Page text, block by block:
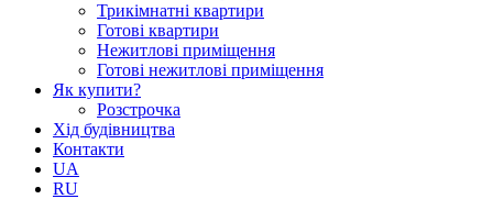
Трикімнатні квартири
Готові квартири
Нежитлові приміщення
Готові нежитлові приміщення
Як купити?
Розстрочка
Хід будівництва
Контакти
UA
RU